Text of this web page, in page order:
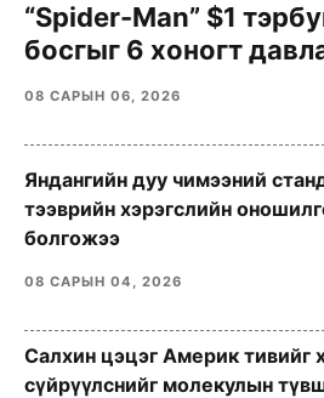
“Spider-Man” $1
босгыг 6 хоногт
08 САРЫН 06, 2026
Яндангийн дуу чимээний
тээврийн хэрэгслийн
болгожээ
08 САРЫН 04, 2026
Салхин цэцэг Америк тивийг
сүйрүүлснийг молекулын